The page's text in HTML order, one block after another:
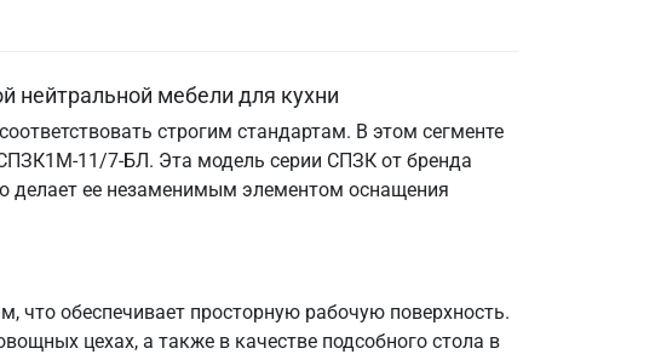
мебели для кухни
строгим стандартам. В этом сегменте
11/7-БЛ. Эта модель серии СПЗК от бренда
делает ее незаменимым элементом оснащения
что обеспечивает просторную рабочую поверхность.
цехах, а также в качестве подсобного стола в